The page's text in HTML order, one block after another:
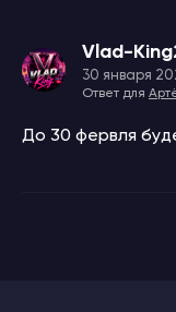
Vlad-
30 января
Ответ для
До 30 фервля